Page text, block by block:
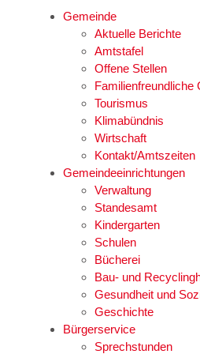
Gemeinde
Aktuelle Berichte
Amtstafel
Offene Stellen
Familienfreundliche
Tourismus
Klimabündnis
Wirtschaft
Kontakt/Amtszeiten
Gemeindeeinrichtungen
Verwaltung
Standesamt
Kindergarten
Schulen
Bücherei
Bau- und
Gesundheit und
Geschichte
Bürgerservice
Sprechstunden